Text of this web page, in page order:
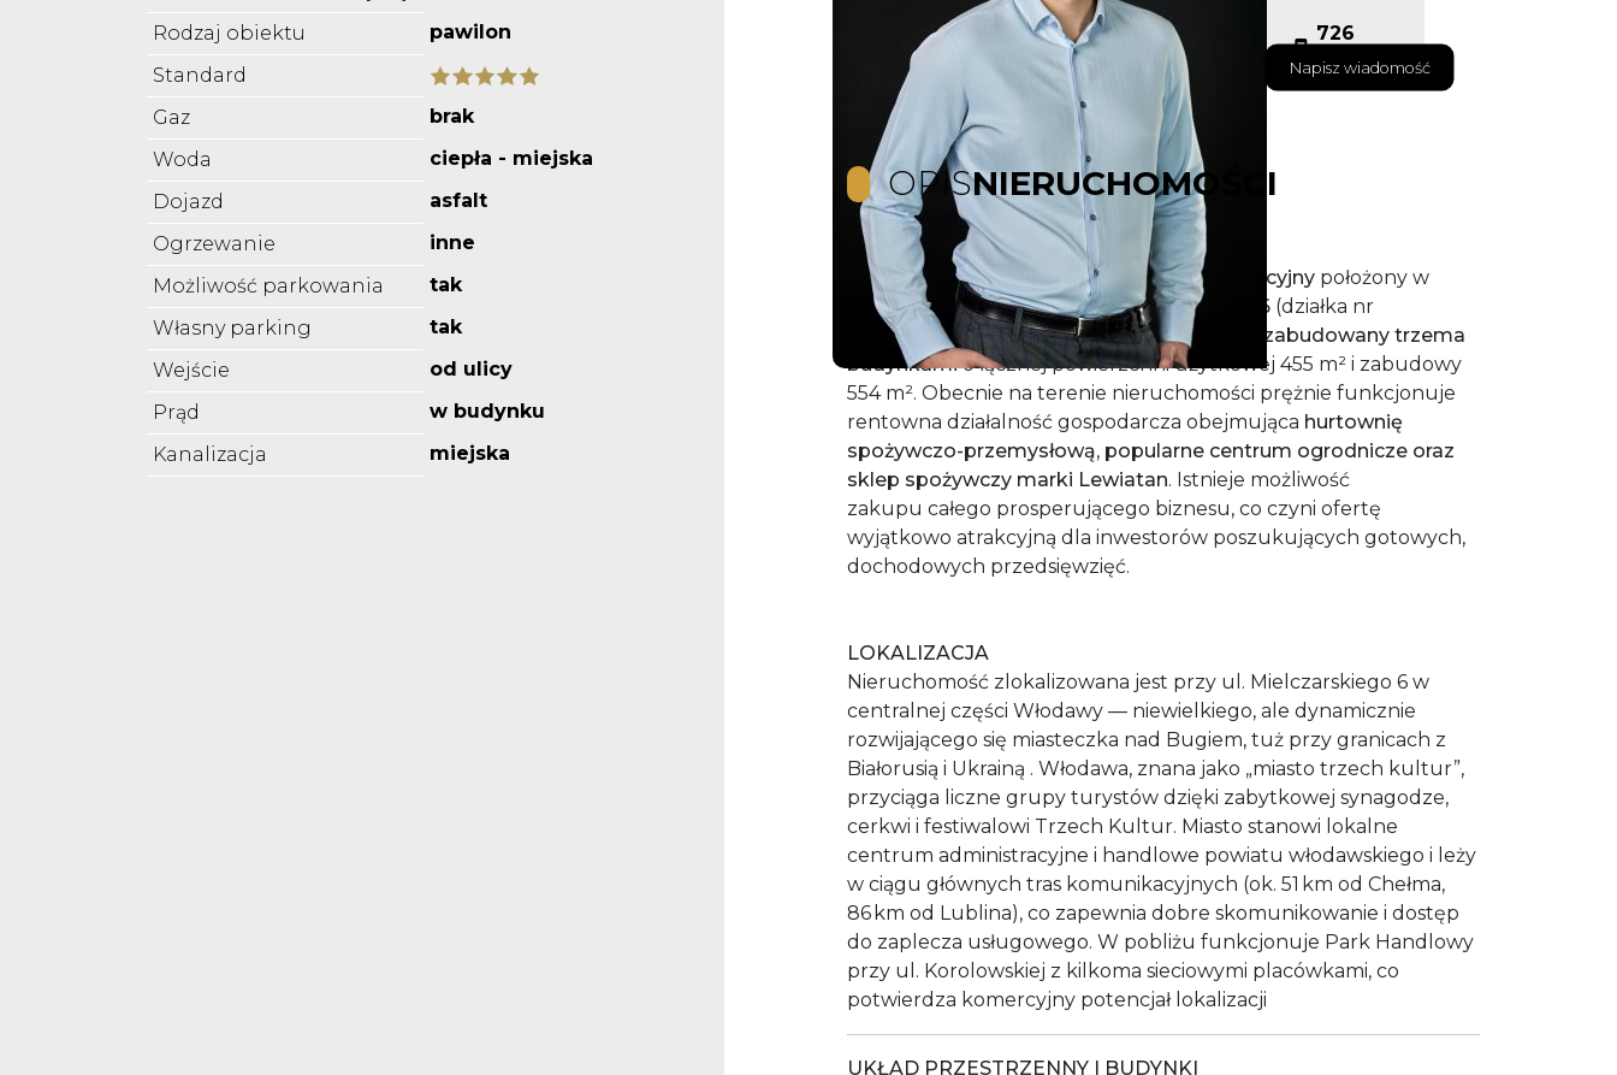
Rodzaj obiektu
pawilon
Standard
Gaz
brak
Woda
ciepła - miejska
Dojazd
asfalt
Ogrzewanie
inne
Możliwość parkowania
tak
Własny parking
tak
Wejście
od ulicy
Prąd
w budynku
Kanalizacja
miejska
726
301 000
Napisz wiadomość
OPISNIERUCHOMOŚCI
Ofertę sprzedaży stanowikompleks komercyjny położony w
centrum Włodawyprzyul. Mielczarskiego 6 (działka nr
ewidencyjny 442/2) o powierzchni 0,147 ha,
zabudowany trzema
budynkamio łącznej powierzchni użytkowej 455 m² i zabudowy
554 m². Obecnie na terenie nieruchomości prężnie funkcjonuje
rentowna działalność gospodarcza obejmująca hurtownię
spożywczo-przemysłową, popularne centrum ogrodnicze oraz
sklep spożywczy marki Lewiatan. Istnieje możliwość
zakupu całego prosperującego biznesu, co czyni ofertę
wyjątkowo atrakcyjną dla inwestorów poszukujących gotowych,
dochodowych przedsięwzięć.
LOKALIZACJA
Nieruchomość zlokalizowana jest przy ul. Mielczarskiego 6 w
centralnej części Włodawy — niewielkiego, ale dynamicznie
rozwijającego się miasteczka nad Bugiem, tuż przy granicach z
Białorusią i Ukrainą . Włodawa, znana jako „miasto trzech kultur”,
przyciąga liczne grupy turystów dzięki zabytkowej synagodze,
cerkwi i festiwalowi Trzech Kultur. Miasto stanowi lokalne
centrum administracyjne i handlowe powiatu włodawskiego i leży
w ciągu głównych tras komunikacyjnych (ok. 51 km od Chełma,
86 km od Lublina), co zapewnia dobre skomunikowanie i dostęp
do zaplecza usługowego. W pobliżu funkcjonuje Park Handlowy
przy ul. Korolowskiej z kilkoma sieciowymi placówkami, co
potwierdza komercyjny potencjał lokalizacji
UKŁAD PRZESTRZENNY I BUDYNKI